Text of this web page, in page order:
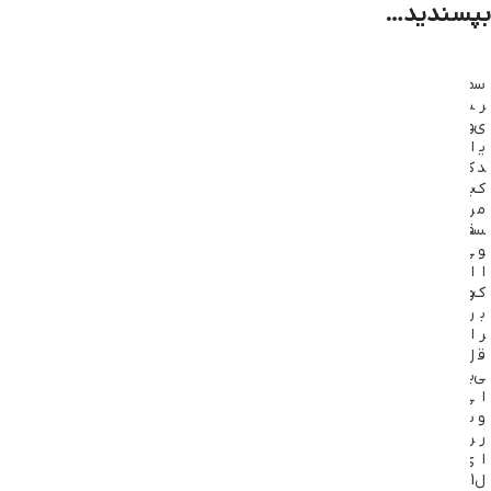
بپسندید…
س
ر
ی
ی
د
ک
م
س
و
ا
ک
ب
ر
ق
ی
ا
و
ر
ا
ل
م
س
و
ا
ک
ب
ر
ق
ی
ا
و
ر
ا
ل
ب
ی
س
ر
ی
1